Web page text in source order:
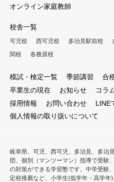
オンライン家庭教師
校舎一覧
可児校 西可児校 多治見駅前校
関校
各務原校
模試・検定一覧 季節講習 合
卒業生の現在
お知らせ コラ
採用情報
お問い合わせ
LINE
個人情報の取り扱いについて
岐阜県、可児、西可児、多治見、多治
団、個別（マンツーマン）指導で受験
の対策ができる学習塾です。中学受験
定校推薦など、小学生(低学年・高学